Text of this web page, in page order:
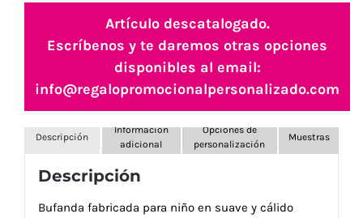
Artículo descatalogado.
Escríbenos y te daremos otras opciones
disponibles al email:
info@regalopromocionalpersonalizado.com
Descripción
Información
adicional
Opciones de
personalización
Muestras
Descripción
Bufanda fabricada para niño en suave y cálido